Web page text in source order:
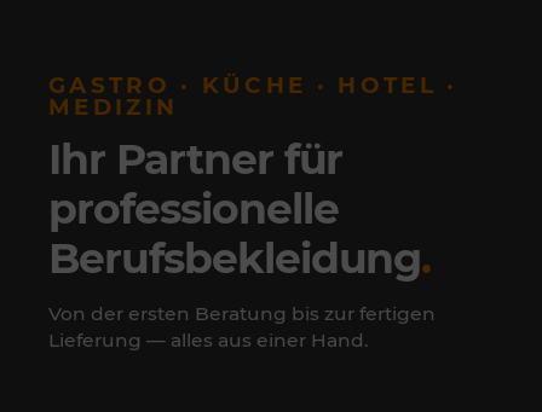
GASTRO · KÜCHE · HOTEL ·
MEDIZIN
Ihr Partner für
professionelle
Berufsbekleidung.
Von der ersten Beratung bis zur fertigen
Lieferung — alles aus einer Hand.